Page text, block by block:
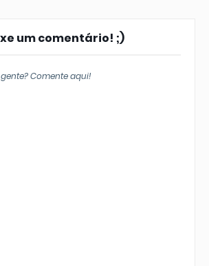
um comentário! ;)
Comente aqui!